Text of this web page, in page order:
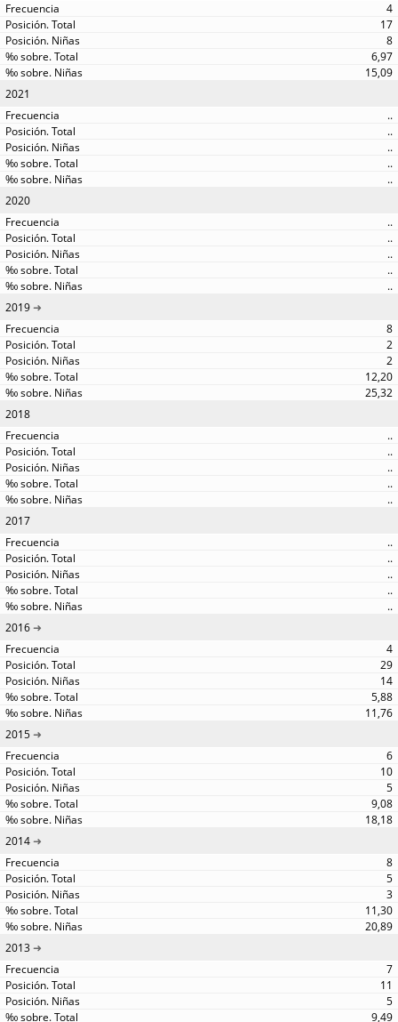
4
17
8
6,97
15,09
2021
..
..
..
..
..
2020
..
..
..
..
..
2019
8
2
2
12,20
25,32
2018
..
..
..
..
..
2017
..
..
..
..
..
2016
4
29
14
5,88
11,76
2015
6
10
5
9,08
18,18
2014
8
5
3
11,30
20,89
2013
7
11
5
9,49